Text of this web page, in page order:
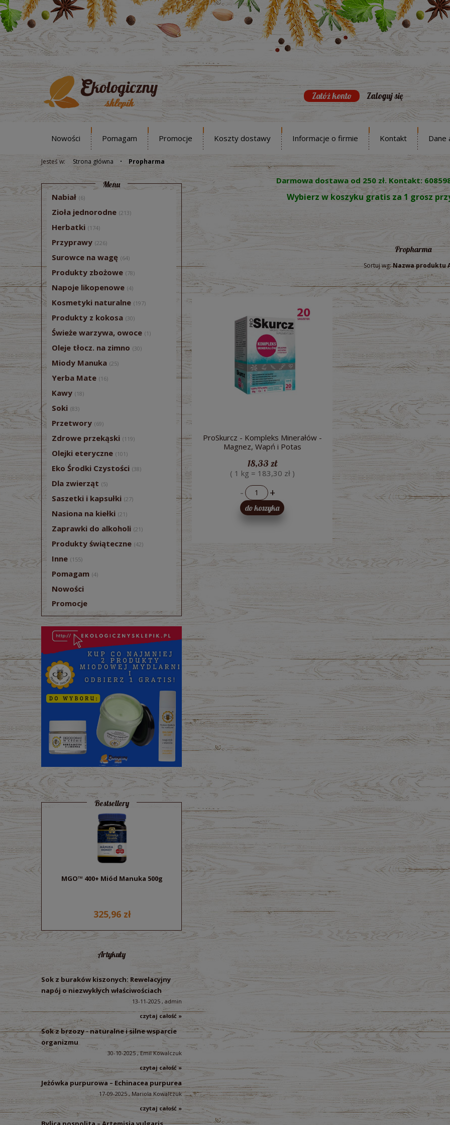
Załóż konto Zaloguj się
Nowości Pomagam Promocje Koszty dostawy Informacje o firmie Kontakt Dane
Jesteś w: Strona główna Propharma
Menu
Nabiał (6)
Zioła jednorodne (213)
Herbatki (174)
Przyprawy (226)
Surowce na wagę (64)
Produkty zbożowe (78)
Napoje likopenowe (4)
Kosmetyki naturalne (197)
Produkty z kokosa (30)
Świeże warzywa, owoce (1)
Oleje tłocz. na zimno (30)
Miody Manuka (25)
Yerba Mate (16)
Kawy (18)
Soki (83)
Przetwory (69)
Zdrowe przekąski (119)
Olejki eteryczne (101)
Eko Środki Czystości (38)
Dla zwierząt (5)
Saszetki i kapsułki (27)
Nasiona na kiełki (21)
Zaprawki do alkoholi (21)
Produkty świąteczne (42)
Inne (155)
Pomagam (4)
Nowości
Promocje
Bestsellery
MGO™ 400+ Miód Manuka 500g
325,96 zł
Sok z buraków kiszonych 300 ml -
ekologiczny Bio Food
5,71 zł
Pesto z Czosnku Niedźwiedziego
10,51 zł
Artykuły
Sok z buraków kiszonych: Rewelacyjny
napój o niezwykłych właściwościach
13-11-2025 , admin
czytaj całość »
Sok z brzozy - naturalne i silne wsparcie
organizmu
30-10-2025 , Emil Kowalczuk
czytaj całość »
Jeżówka purpurowa – Echinacea purpurea
17-09-2025 , Mariola Kowalczuk
czytaj całość »
Darmowa dostawa od 250 zł. Kontakt:
Wybierz w koszyku gratis za 1 grosz
Propharma
Sortuj wg:Nazwa produktu
ProSkurcz - Kompleks Minerałów -
Magnez, Wapń i Potas
18,33 zł
( 1 kg = 183,30 zł )
- +
do koszyka